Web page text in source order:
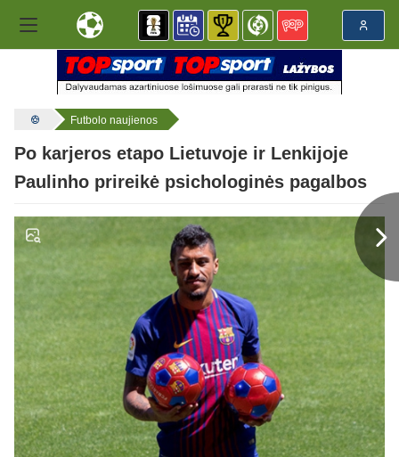
Futbolo naujienos
Po karjeros etapo Lietuvoje ir Lenkijoje
Paulinho prireikė psichologinės pagalbos